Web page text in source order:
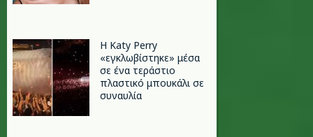
H Katy Perry
«εγκλωβίστηκε» μέσα
σε ένα τεράστιο
πλαστικό μπουκάλι σε
συναυλία